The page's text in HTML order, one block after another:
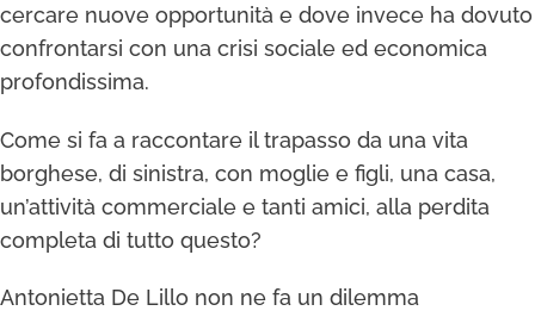
cercare nuove opportunità e dove invece ha dovuto
confrontarsi con una crisi sociale ed economica
profondissima.
Come si fa a raccontare il trapasso da una vita
borghese, di sinistra, con moglie e figli, una casa,
un’attività commerciale e tanti amici, alla perdita
completa di tutto questo?
Antonietta De Lillo non ne fa un dilemma